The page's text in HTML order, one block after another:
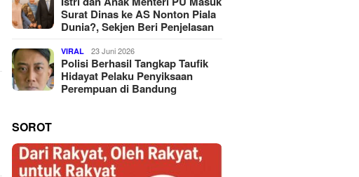
Surat Dinas ke AS Nonton Piala
Dunia?, Sekjen Beri Penjelasan
VIRAL 23 Juni 2026
Polisi Berhasil Tangkap Taufik
Hidayat Pelaku Penyiksaan
Perempuan di Bandung
SOROT